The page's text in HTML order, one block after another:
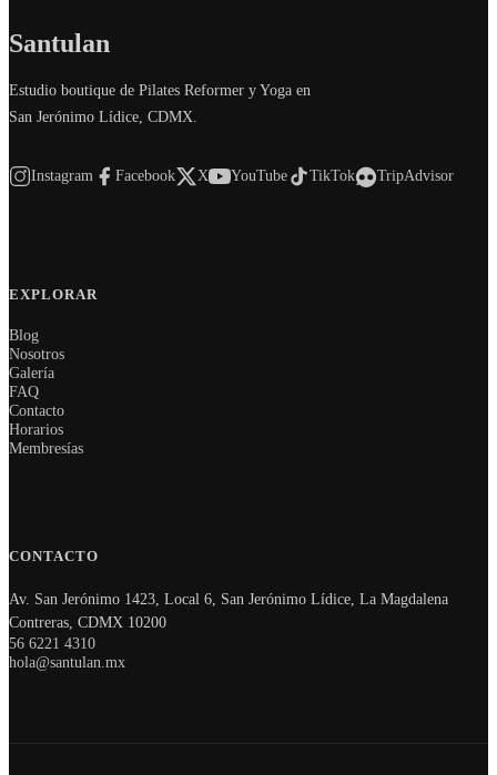
Santulan
Estudio boutique de Pilates Reformer y Yoga en
San Jerónimo Lídice, CDMX.
Instagram Facebook X YouTube TikTok TripAdvisor
EXPLORAR
Blog
Nosotros
Galería
FAQ
Contacto
Horarios
Membresías
CONTACTO
Av. San Jerónimo 1423, Local 6, San Jerónimo Lídice, La Magdalena
Contreras, CDMX 10200
56 6221 4310
hola@santulan.mx